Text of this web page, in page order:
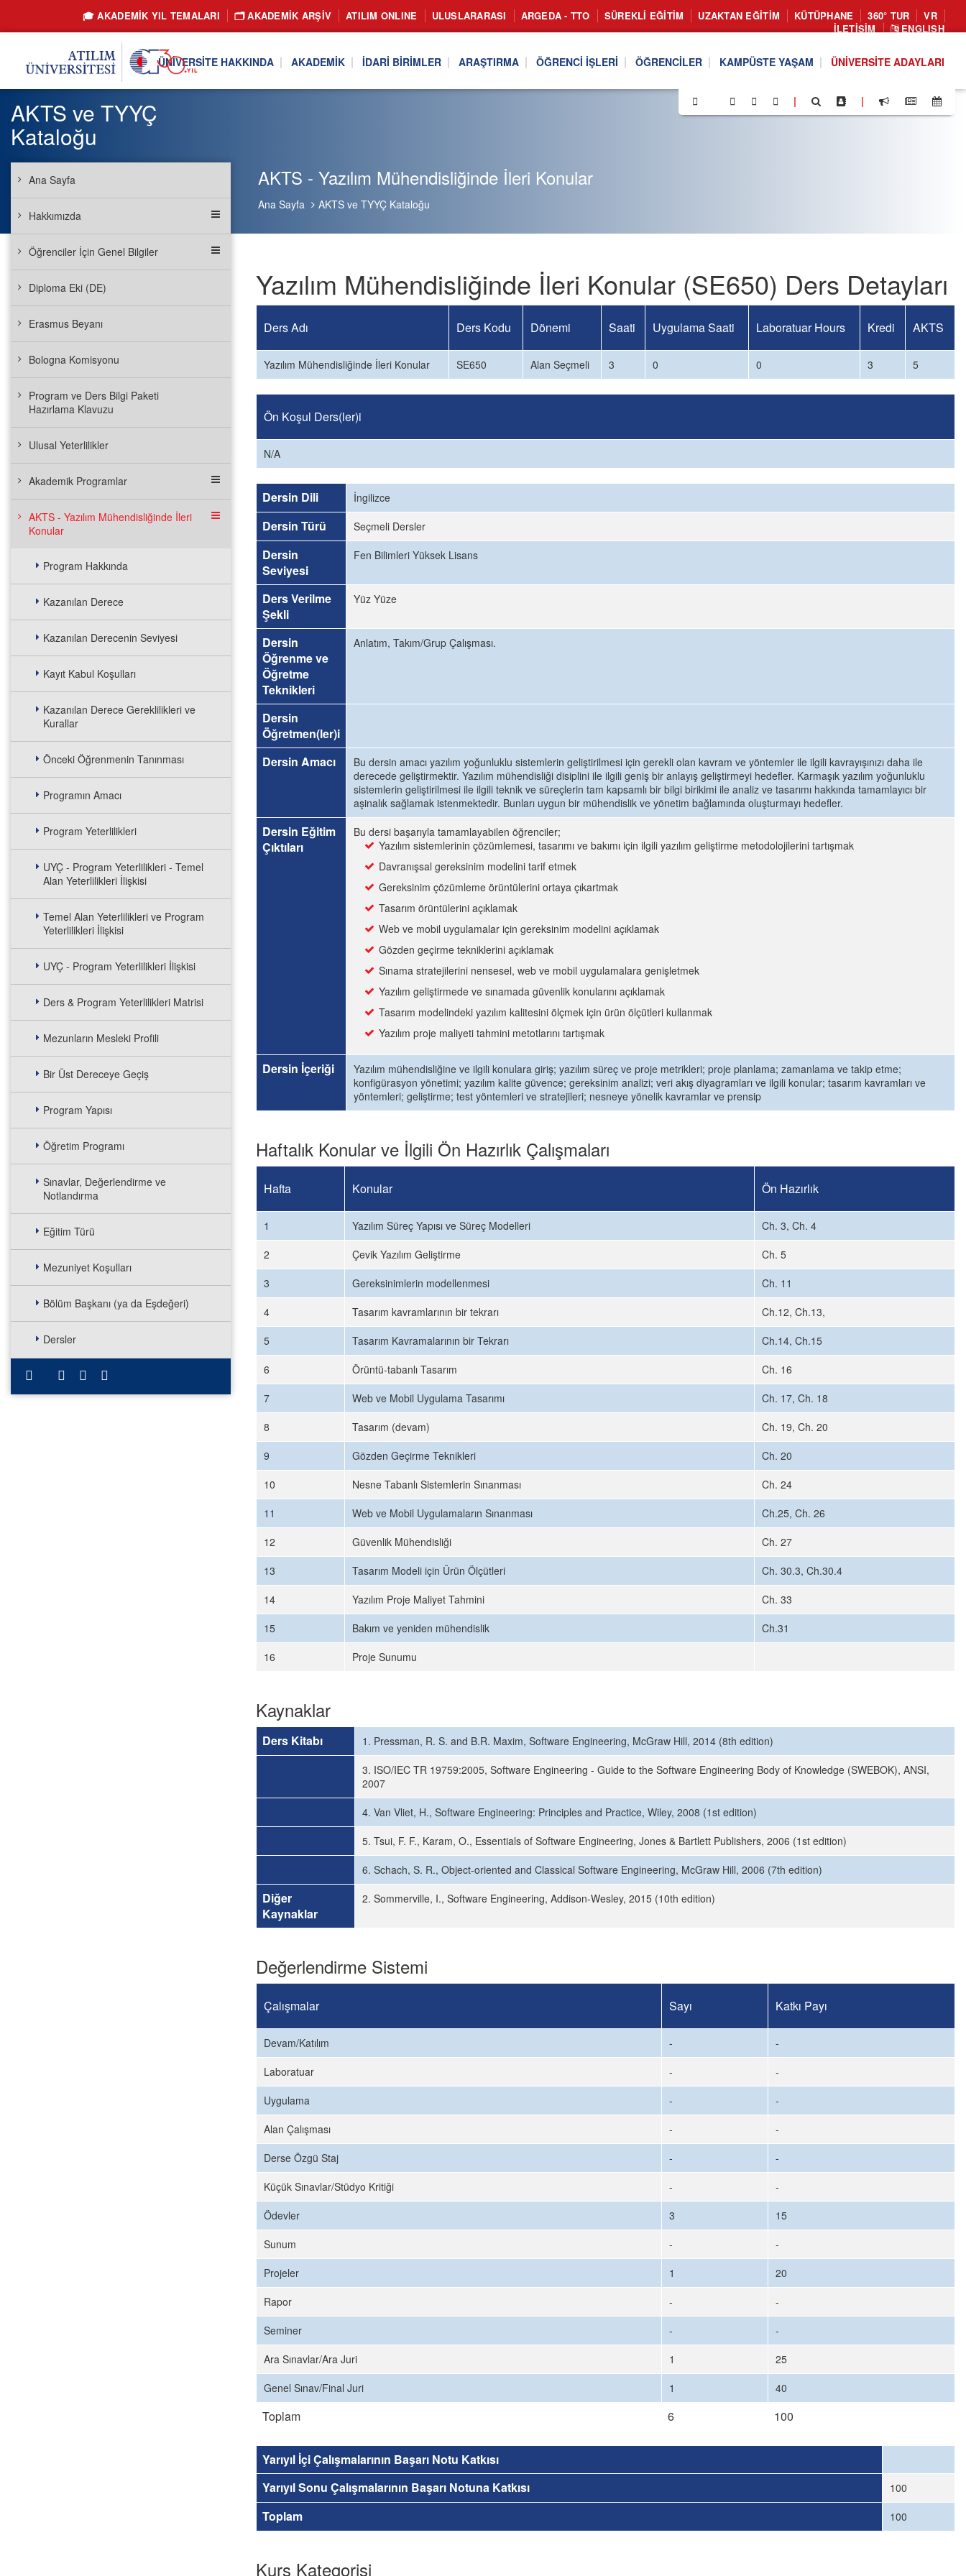
🎓 AKADEMİK YIL TEMALARI 🗂️ AKADEMIK ARŞIV ATILIM ONLINE ULUSLARARASI ARGEDA - TTO SÜREKLI EĞITIM UZAKTAN EĞITIM KÜTÜPHANE 360° TUR
VR
İLETIŞIM
ENGLISH
ÜNIVERSITE HAKKINDA AKADEMIK İDARI BIRIMLER ARAŞTIRMA ÖĞRENCI İŞLERI ÖĞRENCILER KAMPÜSTE YAŞAM ÜNIVERSITE ADAYLARI
| |
AKTS - Yazılım Mühendisliğinde İleri Konular
Ana Sayfa AKTS ve TYYÇ Kataloğu
AKTS ve TYYÇ
Kataloğu
Ana Sayfa
Hakkımızda
Öğrenciler İçin Genel Bilgiler
Diploma Eki (DE)
Erasmus Beyanı
Bologna Komisyonu
Program ve Ders Bilgi Paketi
Hazırlama Klavuzu
Ulusal Yeterlilikler
Akademik Programlar
AKTS - Yazılım Mühendisliğinde İleri
Konular
Program Hakkında
Kazanılan Derece
Kazanılan Derecenin Seviyesi
Kayıt Kabul Koşulları
Kazanılan Derece Gereklilikleri ve
Kurallar
Önceki Öğrenmenin Tanınması
Programın Amacı
Program Yeterlilikleri
UYÇ - Program Yeterlilikleri - Temel
Alan Yeterlilikleri İlişkisi
Temel Alan Yeterlilikleri ve Program
Yeterlilikleri İlişkisi
UYÇ - Program Yeterlilikleri İlişkisi
Ders & Program Yeterlilikleri Matrisi
Mezunların Mesleki Profili
Bir Üst Dereceye Geçiş
Program Yapısı
Öğretim Programı
Sınavlar, Değerlendirme ve
Notlandırma
Eğitim Türü
Mezuniyet Koşulları
Bölüm Başkanı (ya da Eşdeğeri)
Dersler
Yazılım Mühendisliğinde İleri Konular (SE650) Ders Detayları
Ders Adı Ders Kodu Dönemi Saati Uygulama Saati Laboratuar Hours Kredi AKTS
Yazılım Mühendisliğinde İleri Konular SE650 Alan Seçmeli 3 0 0 3 5
Ön Koşul Ders(ler)i
N/A
Dersin Dili İngilizce
Dersin Türü Seçmeli Dersler
Dersin
Seviyesi
Fen Bilimleri Yüksek Lisans
Ders Verilme
Şekli
Yüz Yüze
Dersin
Öğrenme ve
Öğretme
Teknikleri
Anlatım, Takım/Grup Çalışması.
Dersin
Öğretmen(ler)i
Dersin Amacı
Bu dersin amacı yazılım yoğunluklu sistemlerin geliştirilmesi için gerekli olan kavram ve yöntemler ile ilgili kavrayışınızı daha ile
derecede geliştirmektir. Yazılım mühendisliği disiplini ile ilgili geniş bir anlayış geliştirmeyi hedefler. Karmaşık yazılım yoğunluklu
sistemlerin geliştirilmesi ile ilgili teknik ve süreçlerin tam kapsamlı bir bilgi birikimi ile analiz ve tasarımı hakkında tamamlayıcı bir
aşinalık sağlamak istenmektedir. Bunları uygun bir mühendislik ve yönetim bağlamında oluşturmayı hedefler.
Dersin Eğitim
Çıktıları
Bu dersi başarıyla tamamlayabilen öğrenciler;
Yazılım sistemlerinin çözümlemesi, tasarımı ve bakımı için ilgili yazılım geliştirme metodolojilerini tartışmak
Davranışsal gereksinim modelini tarif etmek
Gereksinim çözümleme örüntülerini ortaya çıkartmak
Tasarım örüntülerini açıklamak
Web ve mobil uygulamalar için gereksinim modelini açıklamak
Gözden geçirme tekniklerini açıklamak
Sınama stratejilerini nensesel, web ve mobil uygulamalara genişletmek
Yazılım geliştirmede ve sınamada güvenlik konularını açıklamak
Tasarım modelindeki yazılım kalitesini ölçmek için ürün ölçütleri kullanmak
Yazılım proje maliyeti tahmini metotlarını tartışmak
Dersin İçeriği
Yazılım mühendisliğine ve ilgili konulara giriş; yazılım süreç ve proje metrikleri; proje planlama; zamanlama ve takip etme;
konfigürasyon yönetimi; yazılım kalite güvence; gereksinim analizi; veri akış diyagramları ve ilgili konular; tasarım kavramları ve
yöntemleri; geliştirme; test yöntemleri ve stratejileri; nesneye yönelik kavramlar ve prensip
Haftalık Konular ve İlgili Ön Hazırlık Çalışmaları
Hafta Konular Ön Hazırlık
1 Yazılım Süreç Yapısı ve Süreç Modelleri
Ch. 3, Ch. 4
2
Çevik Yazılım Geliştirme
Ch. 5
3
Gereksinimlerin modellenmesi
Ch. 11
4
Tasarım kavramlarının bir tekrarı
Ch.12, Ch.13,
5
Tasarım Kavramalarının bir Tekrarı
Ch.14, Ch.15
6
Örüntü-tabanlı Tasarım
Ch. 16
7
Web ve Mobil Uygulama Tasarımı
Ch. 17, Ch. 18
8
Tasarım (devam)
Ch. 19, Ch. 20
9
Gözden Geçirme Teknikleri
Ch. 20
10
Nesne Tabanlı Sistemlerin Sınanması
Ch. 24
11
Web ve Mobil Uygulamaların Sınanması
Ch.25, Ch. 26
12
Güvenlik Mühendisliği
Ch. 27
13
Tasarım Modeli için Ürün Ölçütleri
Ch. 30.3, Ch.30.4
14
Yazılım Proje Maliyet Tahmini
Ch. 33
15
Bakım ve yeniden mühendislik
Ch.31
16
Proje Sunumu
Kaynaklar
Ders Kitabı
1. Pressman, R. S. and B.R. Maxim, Software Engineering, McGraw Hill, 2014 (8th edition)
3. ISO/IEC TR 19759:2005, Software Engineering - Guide to the Software Engineering Body of Knowledge (SWEBOK), ANSI,
2007
4. Van Vliet, H., Software Engineering: Principles and Practice, Wiley, 2008 (1st edition)
5. Tsui, F. F., Karam, O., Essentials of Software Engineering, Jones & Bartlett Publishers, 2006 (1st edition)
6. Schach, S. R., Object-oriented and Classical Software Engineering, McGraw Hill, 2006 (7th edition)
Diğer
Kaynaklar
2. Sommerville, I., Software Engineering, Addison-Wesley, 2015 (10th edition)
Değerlendirme Sistemi
Çalışmalar Sayı Katkı Payı
Devam/Katılım -
-
Laboratuar
-
-
Uygulama
-
-
Alan Çalışması
-
-
Derse Özgü Staj
-
-
Küçük Sınavlar/Stüdyo Kritiği
-
-
Ödevler
3
15
Sunum
-
-
Projeler
1
20
Rapor
-
-
Seminer
-
-
Ara Sınavlar/Ara Juri
1
25
Genel Sınav/Final Juri
1 40
Toplam 6 100
Yarıyıl İçi Çalışmalarının Başarı Notu Katkısı
Yarıyıl Sonu Çalışmalarının Başarı Notuna Katkısı
100
Toplam 100
Kurs Kategorisi